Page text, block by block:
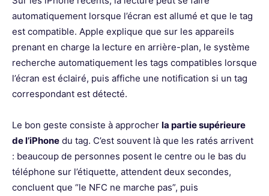
automatiquement lorsque l’écran est allumé et que le tag
est compatible. Apple explique que sur les appareils
prenant en charge la lecture en arrière-plan, le système
recherche automatiquement les tags compatibles lorsque
l’écran est éclairé, puis affiche une notification si un tag
correspondant est détecté.
Le bon geste consiste à approcher la partie supérieure
de l’iPhone du tag. C’est souvent là que les ratés arrivent
: beaucoup de personnes posent le centre ou le bas du
téléphone sur l’étiquette, attendent deux secondes,
concluent que “le NFC ne marche pas”, puis